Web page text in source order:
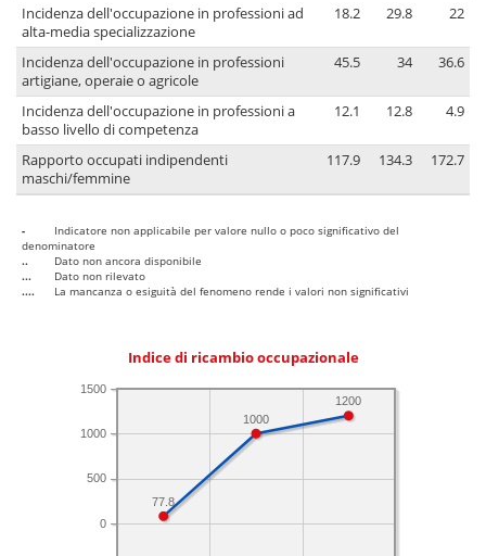
Incidenza dell'occupazione in professioni ad
alta-media specializzazione
18.2 29.8 22
Incidenza dell'occupazione in professioni
artigiane, operaie o agricole
45.5 34 36.6
Incidenza dell'occupazione in professioni a
basso livello di competenza
12.1 12.8 4.9
Rapporto occupati indipendenti
maschi/femmine
117.9 134.3 172.7
-
Indicatore non applicabile per valore nullo o poco significativo del
denominatore
..
Dato non ancora disponibile
...
Dato non rilevato
....
La mancanza o esiguità del fenomeno rende i valori non significativi
Indice di ricambio occupazionale
0
500
1000
1500
1200
1000
77.8